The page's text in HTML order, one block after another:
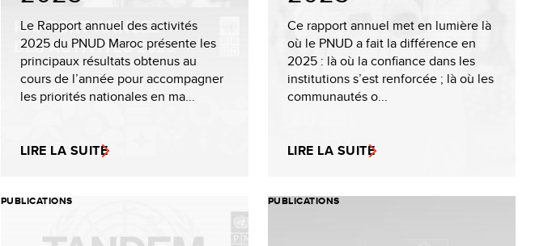
Le Rapport annuel des activités
2025 du PNUD Maroc présente les
principaux résultats obtenus au
cours de l’année pour accompagner
les priorités nationales en ma...
LIRE LA SUITE
Ce rapport annuel met en lumière là
où le PNUD a fait la différence en
2025 : là où la confiance dans les
institutions s’est renforcée ; là où les
communautés o...
LIRE LA SUITE
PUBLICATIONS PUBLICATIONS